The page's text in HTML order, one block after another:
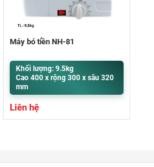
Máy bó tiền NH-81
Khối lượng: 9.5kg
Cao 400 x rộng 300 x sâu 320
mm
Liên hệ